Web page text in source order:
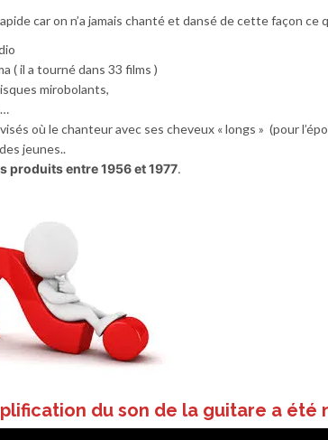
car on n’a jamais chanté et dansé de cette façon ce
( il a tourné dans 33 films )
mirobolants,
où le chanteur avec ses cheveux « longs » (pour
jeunes..
produits entre 1956 et 1977.
du son de la guitare a été